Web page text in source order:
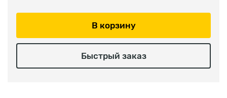
В корзину
Быстрый заказ